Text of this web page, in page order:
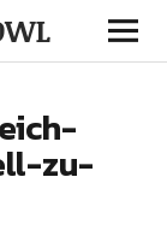
zu-